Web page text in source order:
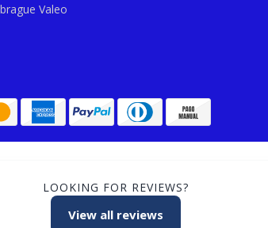
Valeo
LOOKING FOR REVIEWS?
View all reviews